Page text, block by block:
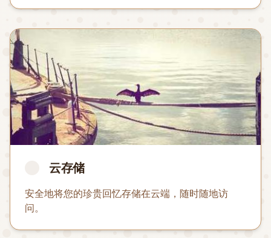
云存储
安全地将您的珍贵回忆存储在云端，随时随地访
问。